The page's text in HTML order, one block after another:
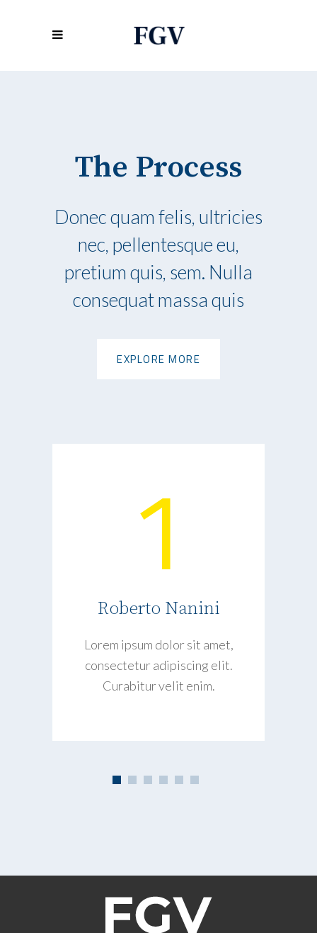
The Process
Donec quam felis, ultricies
nec, pellentesque eu,
pretium quis, sem. Nulla
consequat massa quis
EXPLORE MORE
EXPLORE MORE
1
Roberto Nanini
Lorem ipsum dolor sit amet,
consectetur adipiscing elit.
Curabitur velit enim.
Business Solutions
Business Solutions